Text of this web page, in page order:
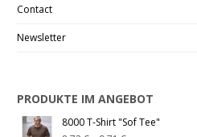
Contact
Newsletter
PRODUKTE IM ANGEBOT
8000 T-Shirt "Sof Tee"